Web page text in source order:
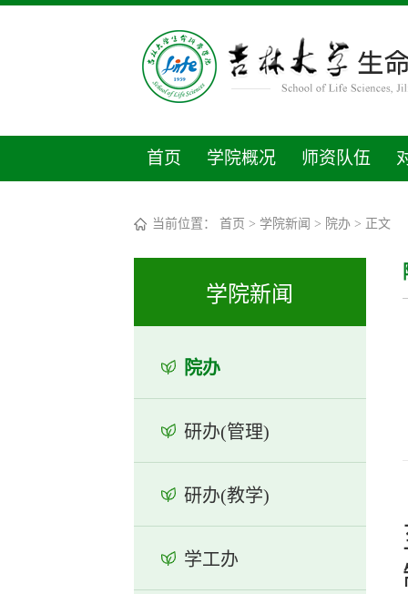
首页 学院概况 师资队伍
当前位置： 首页 > 学院新闻 > 院办> 正文
学院新闻
院办
研办(管理)
研办(教学)
学工办